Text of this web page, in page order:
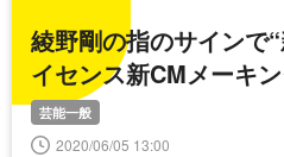
綾野剛の指のサインで
イセンス新CMメーキ
芸能一般
2020/06/05 13:00